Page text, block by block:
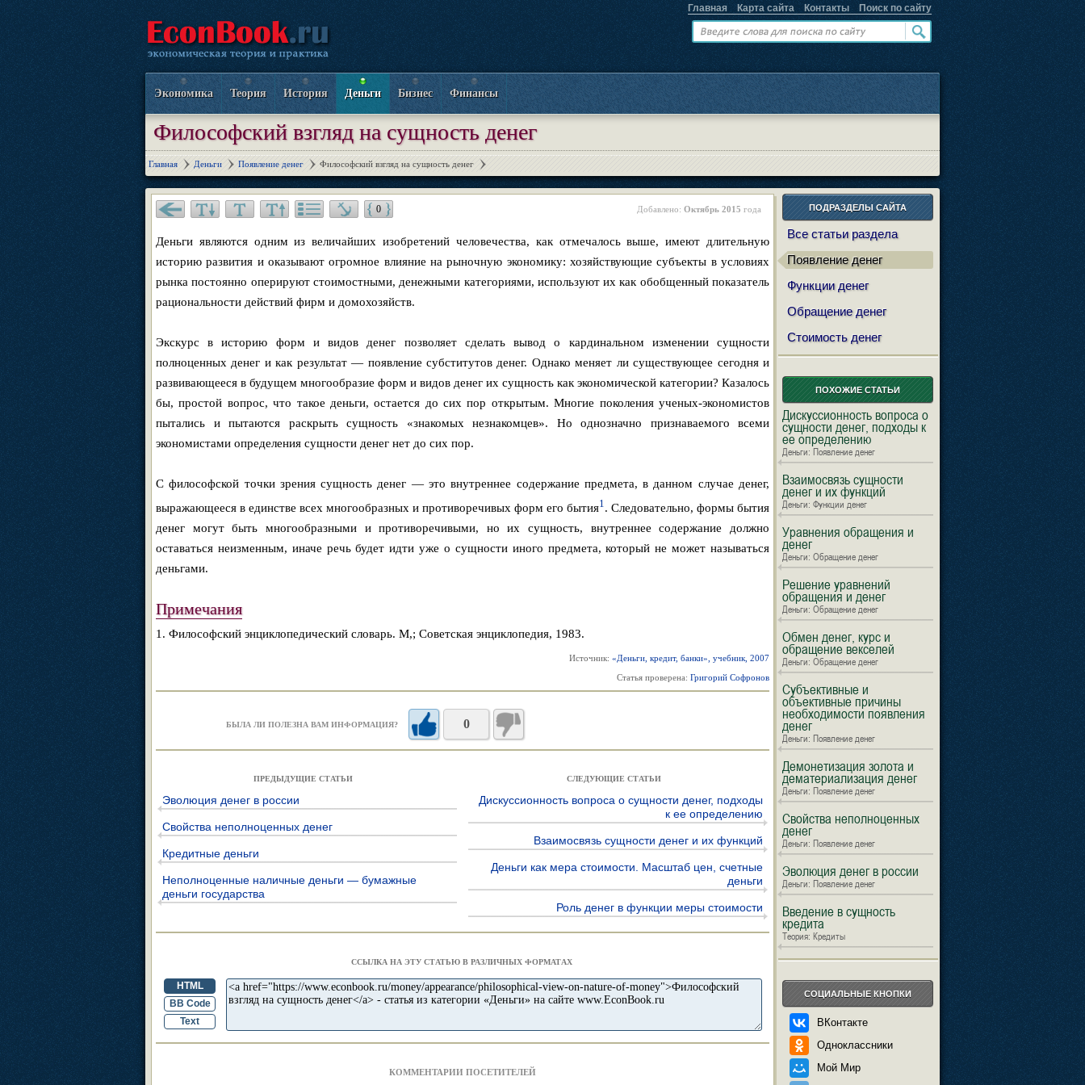
Главная Карта сайта Контакты Поиск по сайту
Экономика Теория История Деньги Бизнес Финансы
Философский взгляд на сущность денег
Главная Деньги Появление денег Философский взгляд на сущность денег
0 Добавлено: Октябрь 2015 года
Деньги являются одним из величайших изобретений человечества, как отмечалось выше, имеют длительную
историю развития и оказывают огромное влияние на рыночную экономику: хозяйствующие субъекты в условиях
рынка постоянно оперируют стоимостными, денежными категориями, используют их как обобщенный показатель
рациональности действий фирм и домохозяйств.
Экскурс в историю форм и видов денег позволяет сделать вывод о кардинальном изменении сущности
полноценных денег и как результат — появление субститутов денег. Однако меняет ли существующее сегодня и
развивающееся в будущем многообразие форм и видов денег их сущность как экономической категории? Казалось
бы, простой вопрос, что такое деньги, остается до сих пор открытым. Многие поколения ученых-экономистов
пытались и пытаются раскрыть сущность «знакомых незнакомцев». Но однозначно признаваемого всеми
экономистами определения сущности денег нет до сих пор.
С философской точки зрения сущность денег — это внутреннее содержание предмета, в данном случае денег,
выражающееся в единстве всех многообразных и противоречивых форм его бытия1. Следовательно, формы бытия
денег могут быть многообразными и противоречивыми, но их сущность, внутреннее содержание должно
оставаться неизменным, иначе речь будет идти уже о сущности иного предмета, который не может называться
деньгами.
Примечания
1. Философский энциклопедический словарь. М,; Советская энциклопедия, 1983.
Источник: «Деньги, кредит, банки», учебник, 2007
Статья проверена: Григорий Софронов
БЫЛА ЛИ ПОЛЕЗНА ВАМ ИНФОРМАЦИЯ? 0
ПРЕДЫДУЩИЕ СТАТЬИ
Эволюция денег в россии
Свойства неполноценных денег
Кредитные деньги
Неполноценные наличные деньги — бумажные
деньги государства
СЛЕДУЮЩИЕ СТАТЬИ
Дискуссионность вопроса о сущности денег, подходы
к ее определению
Взаимосвязь сущности денег и их функций
Деньги как мера стоимости. Масштаб цен, счетные
деньги
Роль денег в функции меры стоимости
ССЫЛКА НА ЭТУ СТАТЬЮ В РАЗЛИЧНЫХ ФОРМАТАХ
HTML
BB Code
Text
КОММЕНТАРИИ ПОСЕТИТЕЛЕЙ
ПОДРАЗДЕЛЫ САЙТА
Все статьи раздела
Появление денег
Функции денег
Обращение денег
Стоимость денег
ПОХОЖИЕ СТАТЬИ
Дискуссионность вопроса о
сущности денег, подходы к
ее определению
Деньги: Появление денег
Взаимосвязь сущности
денег и их функций
Деньги: Функции денег
Уравнения обращения и
денег
Деньги: Обращение денег
Решение уравнений
обращения и денег
Деньги: Обращение денег
Обмен денег, курс и
обращение векселей
Деньги: Обращение денег
Субъективные и
объективные причины
необходимости появления
денег
Деньги: Появление денег
Демонетизация золота и
дематериализация денег
Деньги: Появление денег
Свойства неполноценных
денег
Деньги: Появление денег
Эволюция денег в россии
Деньги: Появление денег
Введение в сущность
кредита
Теория: Кредиты
СОЦИАЛЬНЫЕ КНОПКИ
ВКонтакте
Одноклассники
Мой Мир